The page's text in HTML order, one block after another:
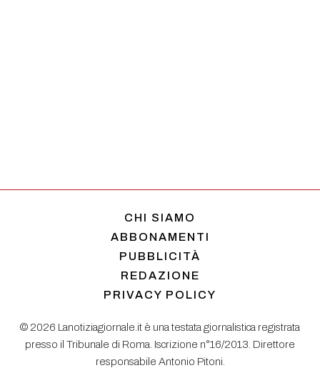
CHI SIAMO
ABBONAMENTI
PUBBLICITÀ
REDAZIONE
PRIVACY POLICY
© 2026 Lanotiziagiornale.it è una testata giornalistica registrata
presso il Tribunale di Roma. Iscrizione n°16/2013. Direttore
responsabile Antonio Pitoni.